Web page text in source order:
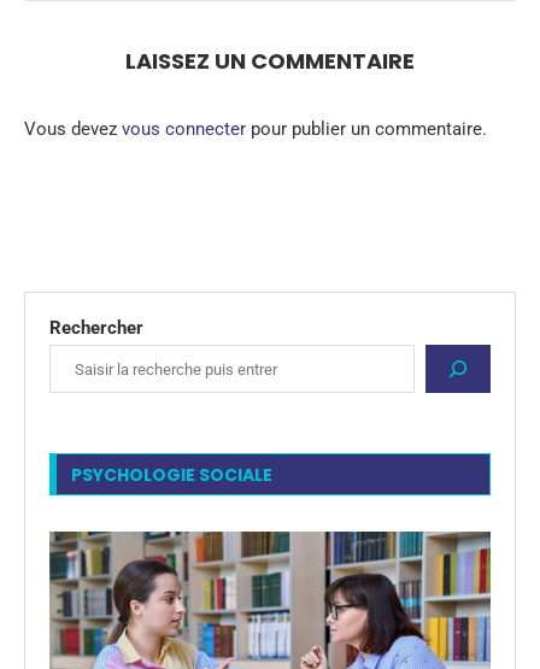
LAISSEZ UN COMMENTAIRE
Vous devez vous connecter pour publier un commentaire.
Rechercher
PSYCHOLOGIE SOCIALE